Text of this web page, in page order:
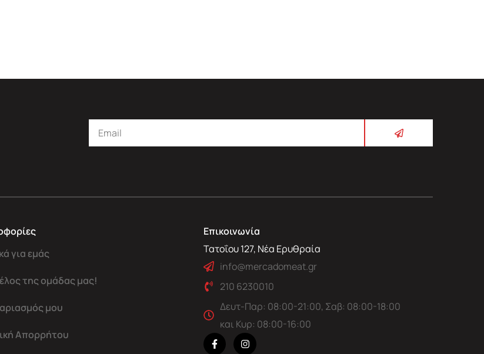
για εμάς
της ομάδας μας!
μου
Απορρήτου
Επικοινωνία
Τατοΐου 127, Νέα Ερυθραία
info@mercadomeat.gr
210 6230010
Δευτ-Παρ: 08:00-21:00, Σαβ: 08:00-18:00
και Κυρ: 08:00-16:00